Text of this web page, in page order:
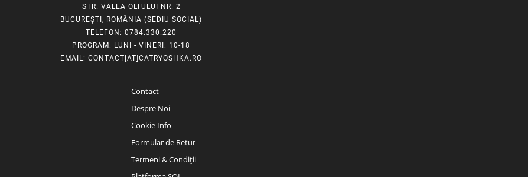
STR. VALEA OLTULUI NR. 2
BUCUREȘTI, ROMÂNIA (SEDIU SOCIAL)
TELEFON : 0784.330.220
PROGRAM: LUNI - VINERI: 10-18
EMAIL: CONTACT[AT]CATRYOSHKA.RO
Contact
Despre Noi
Cookie Info
Formular de Retur
Termeni & Condiții